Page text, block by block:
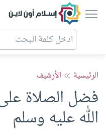
إسلام أون لاين
الرئيسية الأرشيف
فضل الصلاة
الله عليه وسلم